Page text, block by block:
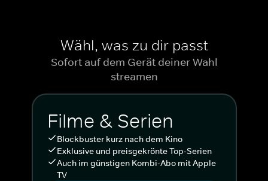
Wähl, was zu dir passt
Sofort auf dem Gerät deiner Wahl
streamen
Filme & Serien
Blockbuster kurz nach dem Kino
Exklusive und preisgekrönte Top-Serien
Auch im günstigen Kombi-Abo mit Apple
TV